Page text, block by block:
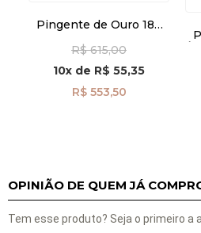
Pingente de Ouro 18k
pi24481
R$ 615,00
10x de R$ 55,35
R$ 553,50
OPINIÃO DE QUEM JÁ
Tem esse produto? Seja o primeiro a